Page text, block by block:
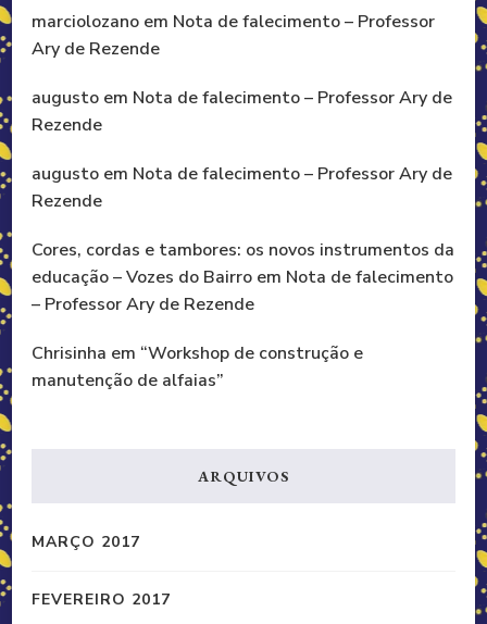
marciolozano em Nota de falecimento – Professor
Ary de Rezende
augusto em Nota de falecimento – Professor Ary de
Rezende
augusto em Nota de falecimento – Professor Ary de
Rezende
Cores, cordas e tambores: os novos instrumentos da
educação – Vozes do Bairro em Nota de falecimento
– Professor Ary de Rezende
Chrisinha em “Workshop de construção e
manutenção de alfaias”
ARQUIVOS
MARÇO 2017
FEVEREIRO 2017